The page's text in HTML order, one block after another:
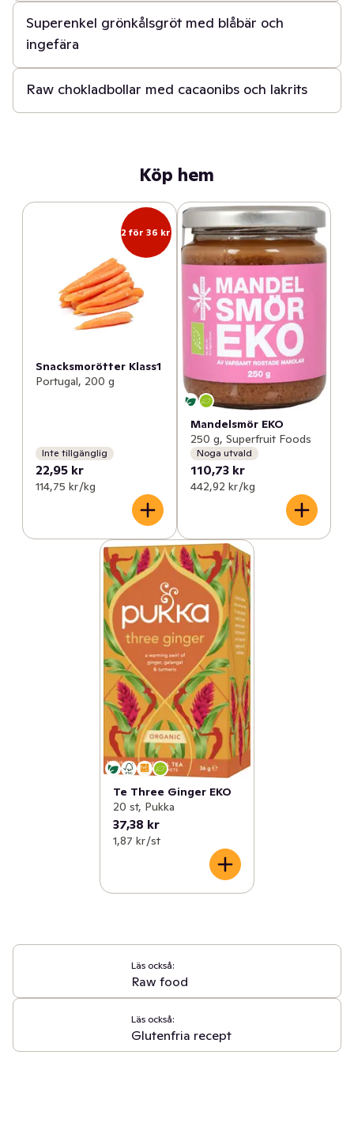
Superenkel grönkålsgröt med blåbär och
ingefära
15 min
Raw chokladbollar med cacaonibs och lakrits
Köp hem
2 för 36 kr
Snacksmorötter Klass1
Portugal, 200 g
Inte tillgänglig
22,95 kr
114,75 kr /kg
Mandelsmör EKO
250 g, Superfruit Foods
Noga utvald
110,73 kr
442,92 kr /kg
Te Three Ginger EKO
20 st, Pukka
37,38 kr
1,87 kr /st
Läs också:
Raw food
Läs också:
Glutenfria recept